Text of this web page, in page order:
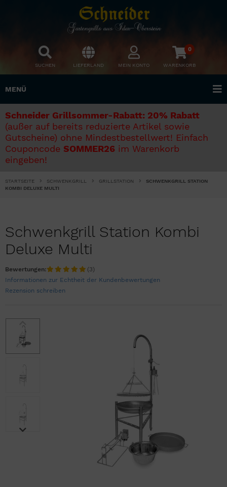
SUCHEN LIEFERLAND MEIN KONTO
0
WARENKORB
MENÜ
Schneider Grillsommer-Rabatt: 20% Rabatt
(außer auf bereits reduzierte Artikel sowie
Gutscheine) ohne Mindestbestellwert! Einfach
Couponcode SOMMER26 im Warenkorb
eingeben!
STARTSEITE SCHWENKGRILL GRILLSTATION
SCHWENKGRILL STATION
KOMBI DELUXE MULTI
Schwenkgrill Station Kombi
Deluxe Multi
Bewertungen:
(3)
Informationen zur Echtheit der Kundenbewertungen
Rezension schreiben